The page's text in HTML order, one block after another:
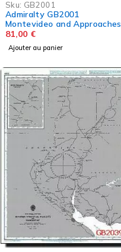
Sku: GB2001
Admiralty GB2001
Montevideo and Approaches
81,00 €
Ajouter au panier